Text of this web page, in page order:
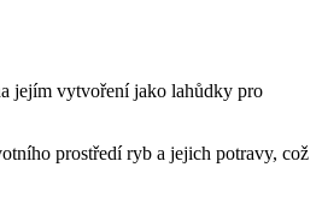
jejím vytvoření jako lahůdky pro
prostředí ryb a jejich potravy, což